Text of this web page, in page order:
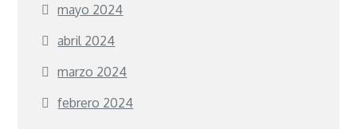
mayo 2024
abril 2024
marzo 2024
febrero 2024